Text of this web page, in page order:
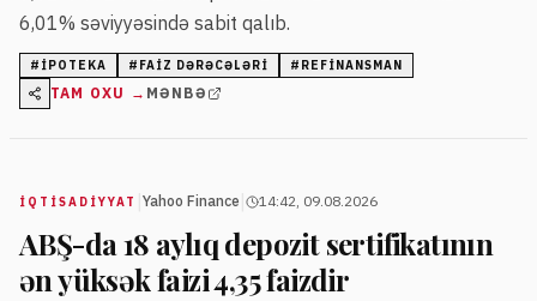
6,01% səviyyəsində sabit qalıb.
# IPOTEKA # FAIZ DƏRƏCƏLƏRI # REFINANSMAN
TAM OXU → MƏNBƏ
İQTISADIYYAT Yahoo Finance 14:42, 09.08.2026
ABŞ-da 18 aylıq depozit sertifikatının
ən yüksək faizi 4,35 faizdir